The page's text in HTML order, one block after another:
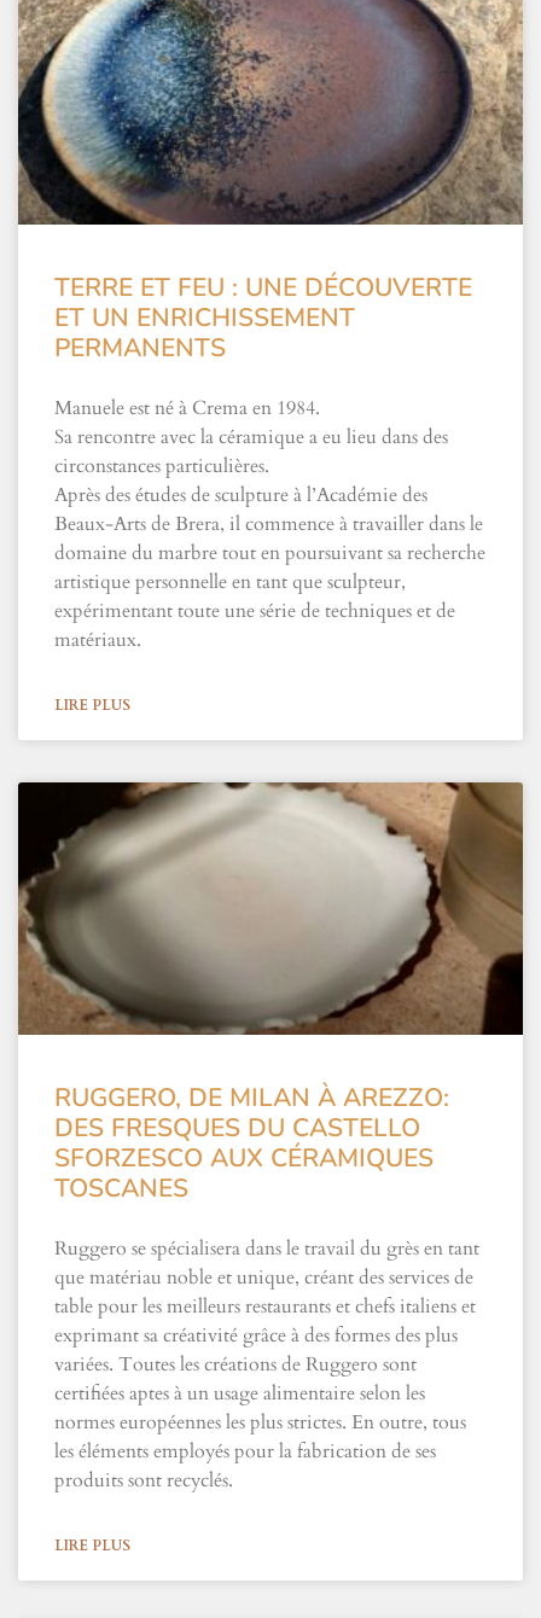
TERRE ET FEU : UNE DÉCOUVERTE
ET UN ENRICHISSEMENT
PERMANENTS
Manuele est né à Crema en 1984.
Sa rencontre avec la céramique a eu lieu dans des
circonstances particulières.
Après des études de sculpture à l’Académie des
Beaux-Arts de Brera, il commence à travailler dans le
domaine du marbre tout en poursuivant sa recherche
artistique personnelle en tant que sculpteur,
expérimentant toute une série de techniques et de
matériaux.
LIRE PLUS
RUGGERO, DE MILAN À AREZZO:
DES FRESQUES DU CASTELLO
SFORZESCO AUX CÉRAMIQUES
TOSCANES
Ruggero se spécialisera dans le travail du grès en tant
que matériau noble et unique, créant des services de
table pour les meilleurs restaurants et chefs italiens et
exprimant sa créativité grâce à des formes des plus
variées. Toutes les créations de Ruggero sont
certifiées aptes à un usage alimentaire selon les
normes européennes les plus strictes. En outre, tous
les éléments employés pour la fabrication de ses
produits sont recyclés.
LIRE PLUS